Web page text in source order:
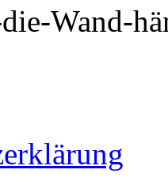
Wand-